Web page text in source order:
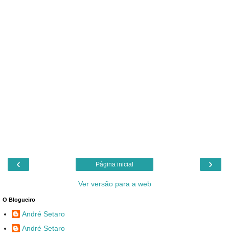
‹ ›
Página inicial
Ver versão para a web
O Blogueiro
André Setaro
André Setaro